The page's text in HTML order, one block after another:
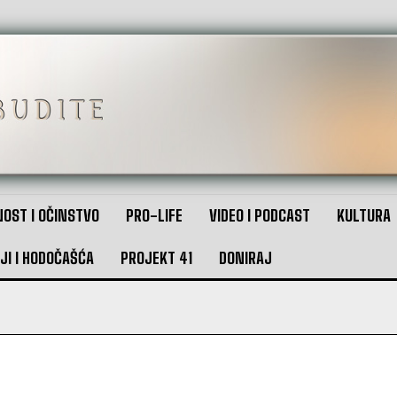
I OČINSTVO PRO-LIFE VIDEO I PODCAST KULTURA
I HODOČAŠĆA PROJEKT 41 DONIRAJ